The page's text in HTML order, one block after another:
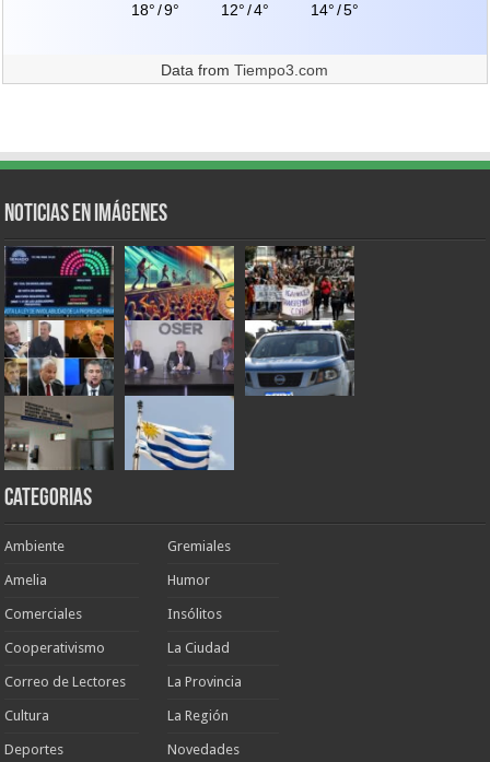
18°/9° 12°/4° 14°/5°
Data fromTiempo3.com
Noticias en Imágenes
Categorias
Ambiente
Amelia
Comerciales
Cooperativismo
Correo de Lectores
Cultura
Deportes
Gremiales
Humor
Insólitos
La Ciudad
La Provincia
La Región
Novedades